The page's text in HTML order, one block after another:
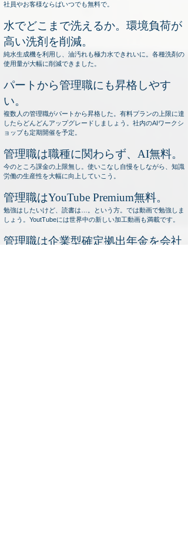
社員やお客様ならばいつでも無料で。
水でどこまで洗えるか。環境負荷が
高い洗剤を削減。
純水生成機を利用し、油汚れも極力水できれいに。各種洗剤の
使用量が大幅に削減できました。
パートから管理職にも昇格しやす
い。
複数人の管理職がパートから昇格した 。有料プランの上限に達
したらどんどんアップグレードしましょう。社内のAIワークシ
ョップも定期開催を予定。
管理職は職種に関わらず、AI無料。
今のところ課金の上限無し。使いこなし自慢をしながら、知識
労働の生産性を大幅に向上していこう。
管理職はYouTube Premium無料。
勉強はしたいけど、読書は…。という方。では動画で勉強しま
しょう。YoutTubeには世界中の新しい加工動画も満載です。
管理職は企業型確定拠出年金を会社